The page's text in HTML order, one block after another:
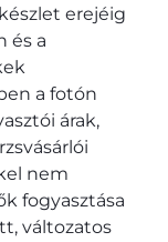
erejéig
és a
a fotón
árak,
nem
fogyasztása
változatos